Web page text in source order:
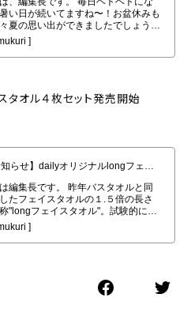
オル４枚セット発売開始
フェイスタオル４枚セット発売開始